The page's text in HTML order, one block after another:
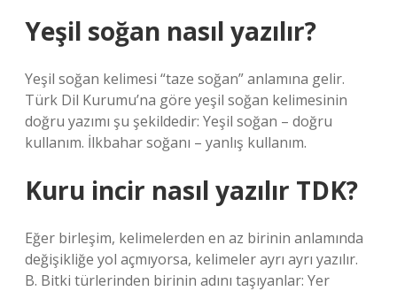
Yeşil soğan nasıl yazılır?
Yeşil soğan kelimesi “taze soğan” anlamına gelir.
Türk Dil Kurumu’na göre yeşil soğan kelimesinin
doğru yazımı şu şekildedir: Yeşil soğan – doğru
kullanım. İlkbahar soğanı – yanlış kullanım.
Kuru incir nasıl yazılır TDK?
Eğer birleşim, kelimelerden en az birinin anlamında
değişikliğe yol açmıyorsa, kelimeler ayrı ayrı yazılır.
B. Bitki türlerinden birinin adını taşıyanlar: Yer